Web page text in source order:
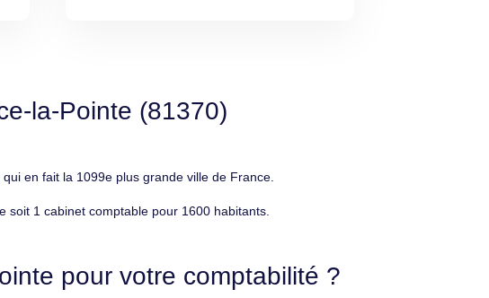
la-Pointe (81370)
en fait la 1099e plus grande ville de France.
1 cabinet comptable pour 1600 habitants.
pour votre comptabilité ?